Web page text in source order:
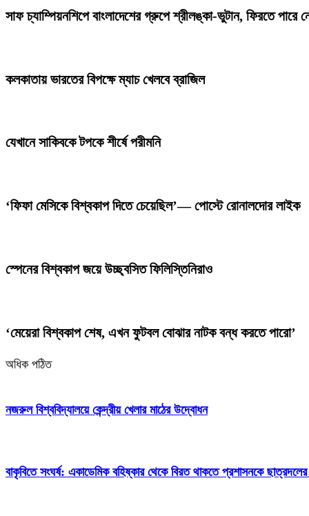
সাফ চ্যাম্পিয়নশিপে বাংলাদেশের গ্রুপে শ্রীলঙ্কা-ভুটান, ফিরতে পারে
কলকাতায় ভারতের বিপক্ষে ম্যাচ খেলবে ব্রাজিল
যেখানে সাকিবকে টপকে শীর্ষে পরীমনি
‘ফিফা মেসিকে বিশ্বকাপ দিতে চেয়েছিল’— পোস্টে রোনালদোর লাইক
স্পেনের বিশ্বকাপ জয়ে উচ্ছ্বসিত ফিলিস্তিনিরাও
‘মেয়েরা বিশ্বকাপ শেষ, এখন ফুটবল বোঝার নাটক বন্ধ করতে পারো’
অধিক পঠিত
নজরুল বিশ্ববিদ্যালয়ে কেন্দ্রীয় খেলার মাঠের উদ্বোধন
বাকৃবিতে সংঘর্ষ: একাডেমিক বহিষ্কার থেকে বিরত থাকতে প্রশাসনকে